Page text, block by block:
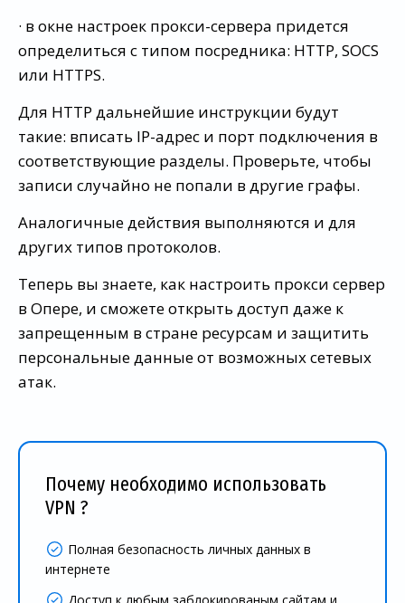
· в окне настроек прокси-сервера придется
определиться с типом посредника: HTTP, SOCS
или HTTPS.
Для HTTP дальнейшие инструкции будут
такие: вписать IP-адрес и порт подключения в
соответствующие разделы. Проверьте, чтобы
записи случайно не попали в другие графы.
Аналогичные действия выполняются и для
других типов протоколов.
Теперь вы знаете, как настроить прокси сервер
в Опере, и сможете открыть доступ даже к
запрещенным в стране ресурсам и защитить
персональные данные от возможных сетевых
атак.
Почему необходимо использовать
VPN ?
Полная безопасность личных данных в
интернете